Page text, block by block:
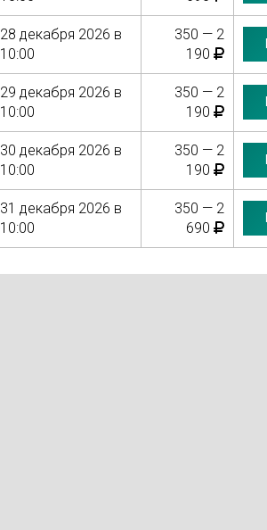
28 декабря 2026 в
10:00
350 — 2
190
29 декабря 2026 в
10:00
350 — 2
190
30 декабря 2026 в
10:00
350 — 2
190
31 декабря 2026 в
10:00
350 — 2
690